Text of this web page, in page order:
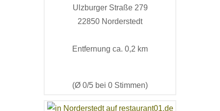
Ulzburger Straße 279
22850 Norderstedt
Entfernung ca. 0,2 km
(Ø 0/5 bei 0 Stimmen)